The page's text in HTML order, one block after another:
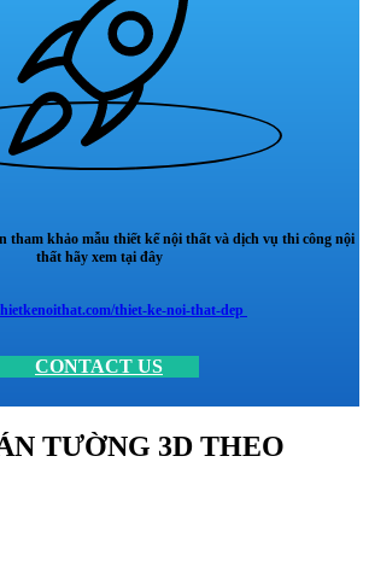
tham khảo mẫu thiết kế nội thất và dịch vụ thi công nội
thất hãy xem tại đây
thiet-ke-noi-that-dep
CONTACT US
TƯỜNG 3D THEO